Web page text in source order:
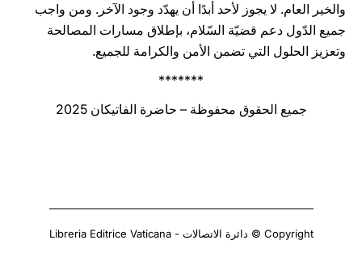
والخير العام. لا يجوز لأحد أبدًا أن يهدّد وجود الآخر. ومن واجب
جميع الدّول دعم قضيّة السّلام، بإطلاق مسارات المصالحة
وتعزيز الحلول التي تضمن الأمن والكرامة للجميع.
*******
جميع الحقوق محفوظة – حاضرة الفاتيكان 2025
Copyright © دائرة الاتصالات - Libreria Editrice Vaticana